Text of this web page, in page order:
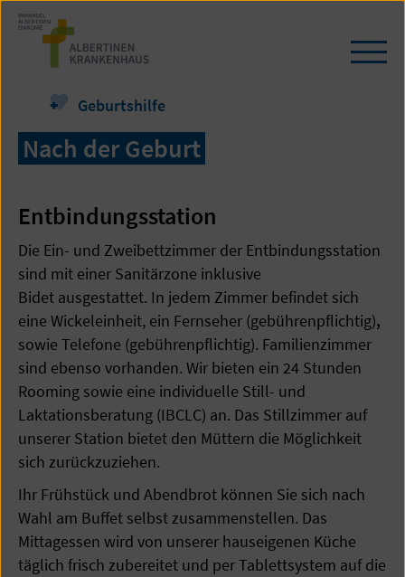
Zum
Seiteninhalt
springen
Geburtshilfe
Nach der Geburt
Entbindungsstation
Die Ein- und Zweibettzimmer der Entbindungsstation
sind mit einer Sanitärzone inklusive
Bidet ausgestattet. In jedem Zimmer befindet sich
eine Wickeleinheit, ein Fernseher (gebührenpflichtig),
sowie Telefone (gebührenpflichtig). Familienzimmer
sind ebenso vorhanden. Wir bieten ein 24 Stunden
Rooming sowie eine individuelle Still- und
Laktationsberatung (IBCLC) an. Das Stillzimmer auf
unserer Station bietet den Müttern die Möglichkeit
sich zurückzuziehen.
Ihr Frühstück und Abendbrot können Sie sich nach
Wahl am Buffet selbst zusammenstellen. Das
Mittagessen wird von unserer hauseigenen Küche
täglich frisch zubereitet und per Tablettsystem auf die